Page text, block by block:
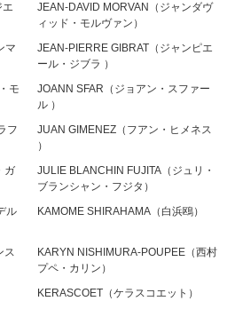
JEAN-DAVID MORVAN（ジャンダヴ
ィッド・モルヴァン）
マ
JEAN-PIERRE GIBRAT（ジャンピエ
ール・ジブラ ）
モ
JOANN SFAR（ジョアン・スファー
ル ）
フ
JUAN GIMENEZ（フアン・ヒメネス
）
ガ
JULIE BLANCHIN FUJITA（ジュリ・
ブランシャン・フジタ）
ル
KAMOME SHIRAHAMA（白浜鴎）
ス
KARYN NISHIMURA-POUPEE（西村
プペ・カリン）
KERASCOET（ケラスコエット）